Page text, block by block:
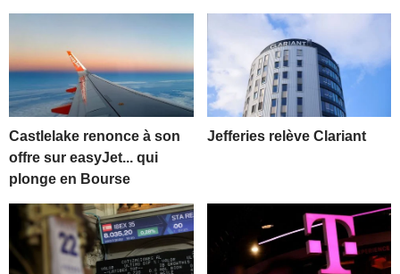
Castlelake renonce à son
offre sur easyJet... qui
plonge en Bourse
Jefferies relève Clariant